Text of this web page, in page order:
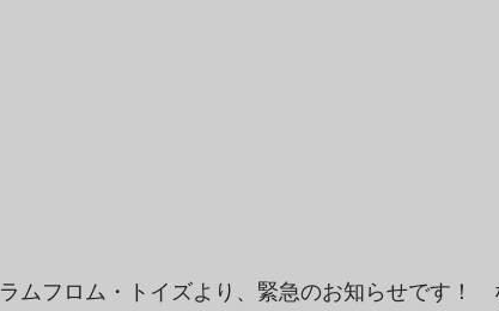
ラムフロム・トイズより、緊急のお知らせです！